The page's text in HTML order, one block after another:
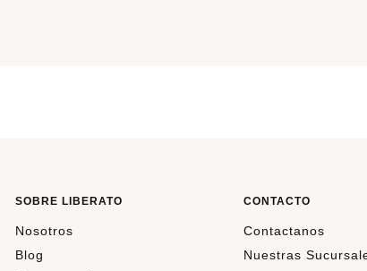
SOBRE LIBERATO
Nosotros
Blog
CONTACTO
Contactanos
Nuestras